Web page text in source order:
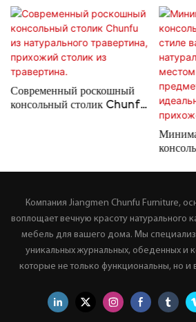
Современный роскошный
консольный столик Chunfu
Компания Jiangmen Chunfu Furniture,
воплощает вечную красоту натурального
мебель для вашего дома. Мы
уникальных журнальных, обеденных и
которые не только функциональны, но и